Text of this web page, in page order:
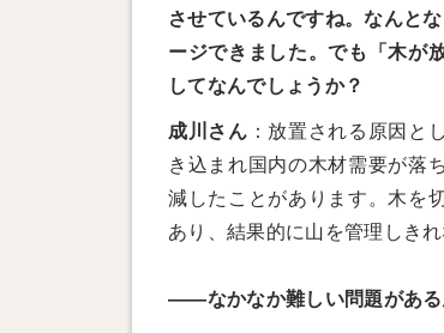
させているんですね。なんと
ージできました。でも「木が
してなんでしょうか？
成川さん ：放置される原因と
き込まれ国内の木材需要が落
減したことがあります。木を
あり、結果的に山を管理しき
——なかなか難しい問題があ